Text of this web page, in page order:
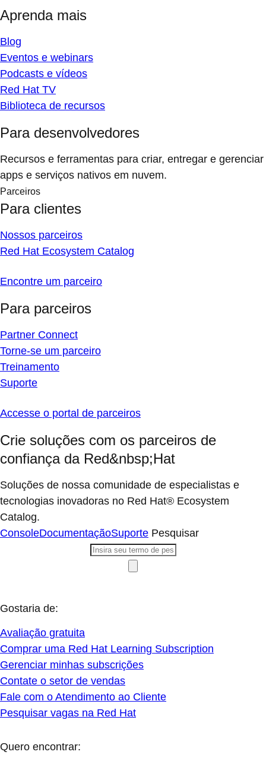
Aprenda mais
Blog
Eventos e webinars
Podcasts e vídeos
Red Hat TV
Biblioteca de recursos
Para desenvolvedores
Recursos e ferramentas para criar, entregar e gerenciar
apps e serviços nativos em nuvem.
Parceiros
Para clientes
Nossos parceiros
Red Hat Ecosystem Catalog
Encontre um parceiro
Para parceiros
Partner Connect
Torne-se um parceiro
Treinamento
Suporte
Accesse o portal de parceiros
Crie soluções com os parceiros de
confiança da Red&nbsp;Hat
Soluções de nossa comunidade de especialistas e
tecnologias inovadoras no Red Hat® Ecosystem
Catalog.
ConsoleDocumentaçãoSuporte Pesquisar
Gostaria de:
Avaliação gratuita
Comprar uma Red Hat Learning Subscription
Gerenciar minhas subscrições
Contate o setor de vendas
Fale com o Atendimento ao Cliente
Pesquisar vagas na Red Hat
Quero encontrar: